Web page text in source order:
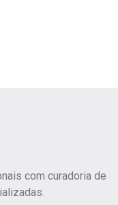
com curadoria de